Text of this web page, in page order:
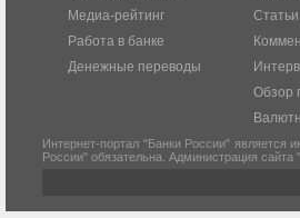
Медиа-рейтинг
Работа в банке
Денежные переводы
Статьи
Обзор
Интернет-портал "Банки России" является
России" обязательна. Администрация